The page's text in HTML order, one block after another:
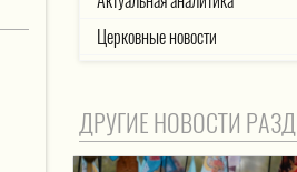
Церковные новости
ДРУГИЕ НОВОСТИ